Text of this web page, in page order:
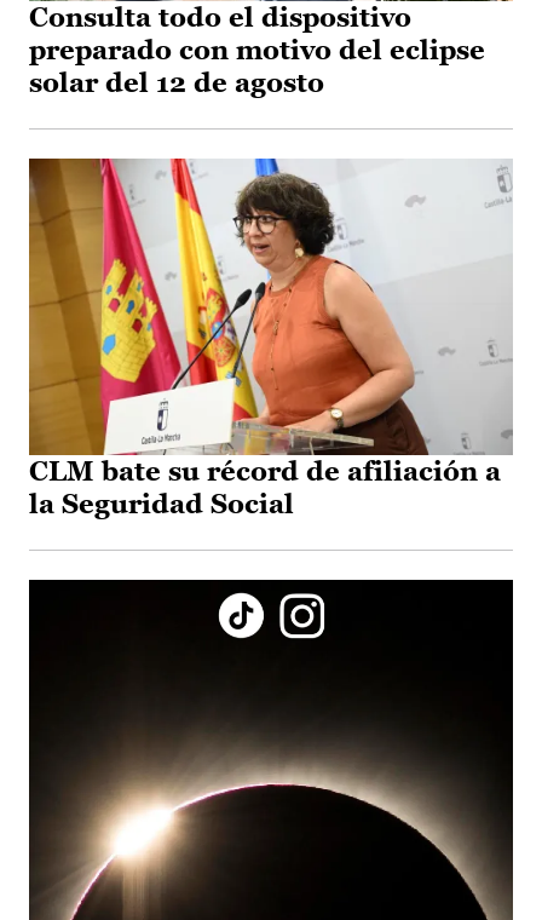
Consulta todo el dispositivo
preparado con motivo del eclipse
solar del 12 de agosto
CLM bate su récord de afiliación a
la Seguridad Social